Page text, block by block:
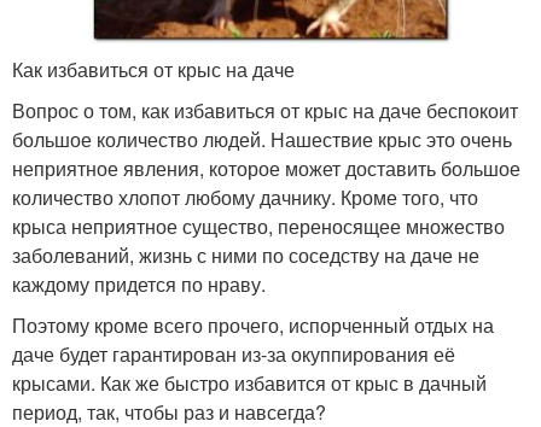
Как избавиться от крыс на даче
Вопрос о том, как избавиться от крыс на даче беспокоит
большое количество людей. Нашествие крыс это очень
неприятное явления, которое может доставить большое
количество хлопот любому дачнику. Кроме того, что
крыса неприятное существо, переносящее множество
заболеваний, жизнь с ними по соседству на даче не
каждому придется по нраву.
Поэтому кроме всего прочего, испорченный отдых на
даче будет гарантирован из-за окуппирования её
крысами. Как же быстро избавится от крыс в дачный
период, так, чтобы раз и навсегда?